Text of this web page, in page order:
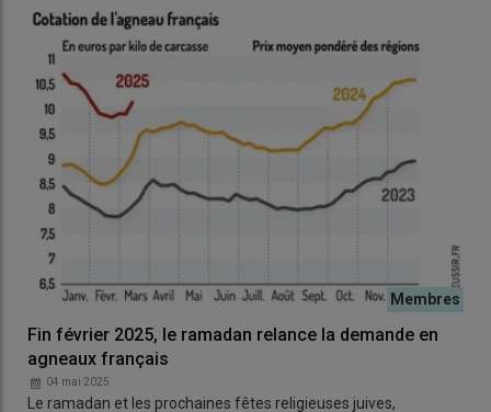
Fin février 2025, le ramadan relance la demande en
agneaux français
04 mai 2025
Le ramadan et les prochaines fêtes religieuses juives,